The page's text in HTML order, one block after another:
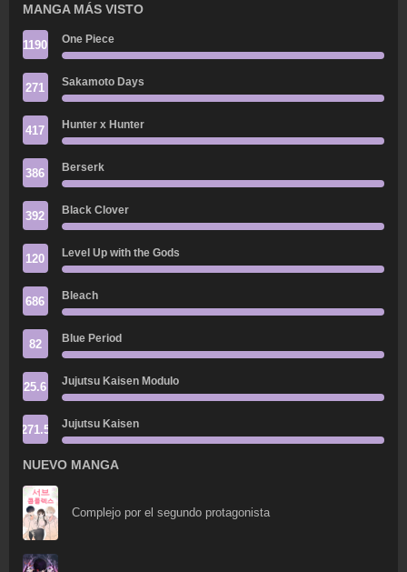
MANGA MÁS VISTO
1190 One Piece
271 Sakamoto Days
417 Hunter x Hunter
386 Berserk
392 Black Clover
120 Level Up with the Gods
686 Bleach
82 Blue Period
25.6 Jujutsu Kaisen Modulo
271.5 Jujutsu Kaisen
NUEVO MANGA
Complejo por el segundo protagonista